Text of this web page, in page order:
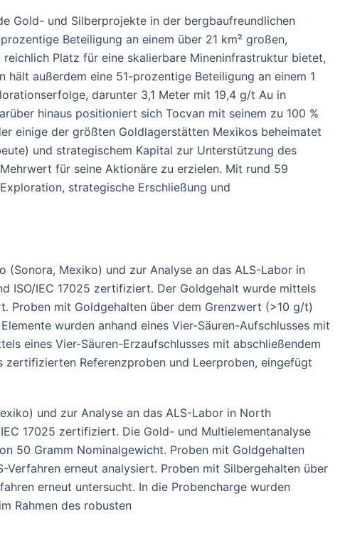
Gold- und Silberprojekte in der bergbaufreundlichen
Beteiligung an einem über 21 km² großen,
Platz für eine skalierbare Mineninfrastruktur bietet,
außerdem eine 51-prozentige Beteiligung an einem 1
darunter 3,1 Meter mit 19,4 g/t Au in
hinaus positioniert sich Tocvan mit seinem zu 100 %
einige der größten Goldlagerstätten Mexikos beheimatet
und strategischem Kapital zur Unterstützung des
für seine Aktionäre zu erzielen. Mit rund 59
strategische Erschließung und
Mexiko) und zur Analyse an das ALS-Labor in
ISO/IEC 17025 zertifiziert. Der Goldgehalt wurde mittels
Proben mit Goldgehalten über dem Grenzwert (>10 g/t)
wurden anhand eines Vier-Säuren-Aufschlusses mit
eines Vier-Säuren-Erzaufschlusses mit abschließendem
zertifizierten Referenzproben und Leerproben, eingefügt
und zur Analyse an das ALS-Labor in North
17025 zertifiziert. Die Gold- und Multielementanalyse
50 Gramm Nominalgewicht. Proben mit Goldgehalten
erneut analysiert. Proben mit Silbergehalten über
erneut untersucht. In die Probencharge wurden
Rahmen des robusten